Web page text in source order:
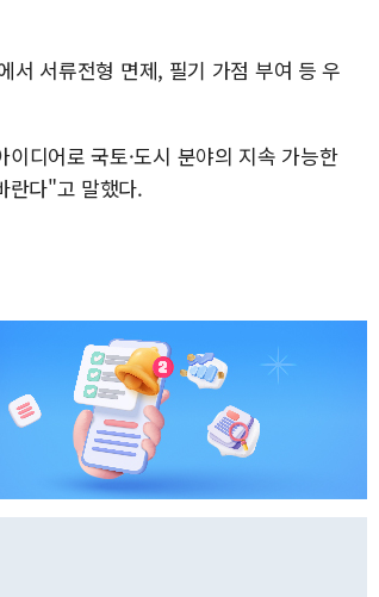
서 서류전형 면제, 필기 가점 부여 등 우
디어로 국토·도시 분야의 지속 가능한
란다"고 말했다.